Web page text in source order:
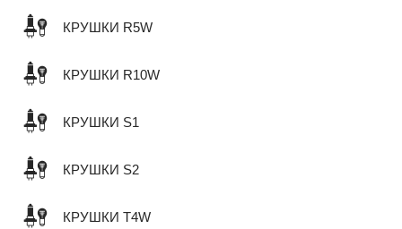
КРУШКИ R5W
КРУШКИ R10W
КРУШКИ S1
КРУШКИ S2
КРУШКИ T4W